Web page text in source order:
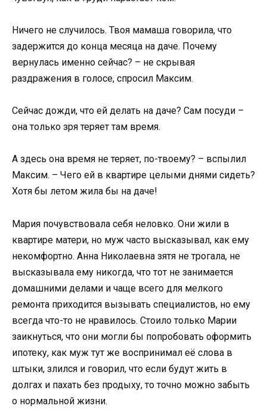
Ничего не случилось. Твоя мамаша говорила, что
задержится до конца месяца на даче. Почему
вернулась именно сейчас? – не скрывая
раздражения в голосе, спросил Максим.
Сейчас дожди, что ей делать на даче? Сам посуди –
она только зря теряет там время.
А здесь она время не теряет, по-твоему? – вспылил
Максим. – Чего ей в квартире целыми днями сидеть?
Хотя бы летом жила бы на даче!
Мария почувствовала себя неловко. Они жили в
квартире матери, но муж часто высказывал, как ему
некомфортно. Анна Николаевна зятя не трогала, не
высказывала ему никогда, что тот не занимается
домашними делами и чаще всего для мелкого
ремонта приходится вызывать специалистов, но ему
всегда что-то не нравилось. Стоило только Марии
заикнуться, что они могли бы попробовать оформить
ипотеку, как муж тут же воспринимал её слова в
штыки, злился и говорил, что если будут жить в
долгах и пахать без продыху, то точно можно забыть
о нормальной жизни.